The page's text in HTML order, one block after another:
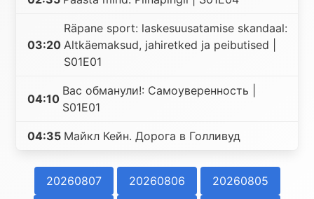
03:20
Räpane sport: laskesuusatamise skandaal:
Altkäemaksud, jahiretked ja peibutised |
S01E01
04:10
Вас обманули!: Самоуверенность |
S01E01
04:35 Майкл Кейн. Дорога в Голливуд
20260807 20260806
20260805